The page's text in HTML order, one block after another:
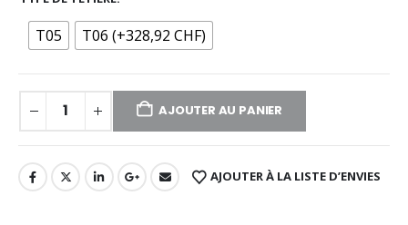
T05 T06 (+328,92 CHF)
AJOUTER AU PANIER
AJOUTER À LA LISTE D’ENVIES